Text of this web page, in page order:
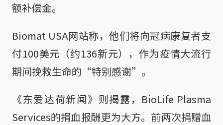
额补偿金。
Biomat USA网站称，他们将向冠病康复者支
付100美元（约136新元），作为疫情大流行
期间挽救生命的“特别感谢”。
《东爱达荷新闻》则揭露，BioLife Plasma
Services的捐血报酬更为大方。前两次捐赠血